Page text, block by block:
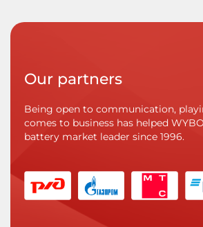
Our partners
Being open to communication,
comes to business has helped
battery market leader since 1996.